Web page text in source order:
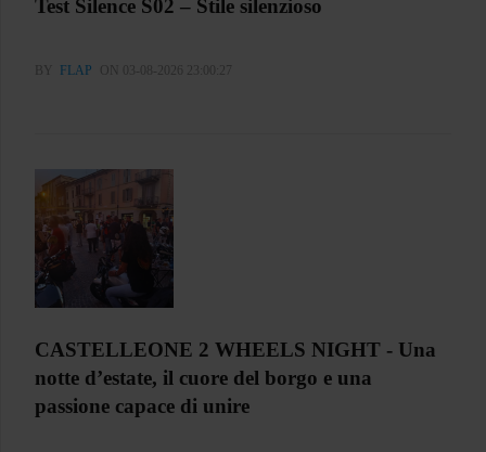
Test Silence S02 – Stile silenzioso
BY FLAP ON 03-08-2026 23:00:27
CASTELLEONE 2 WHEELS NIGHT - Una
notte d’estate, il cuore del borgo e una
passione capace di unire